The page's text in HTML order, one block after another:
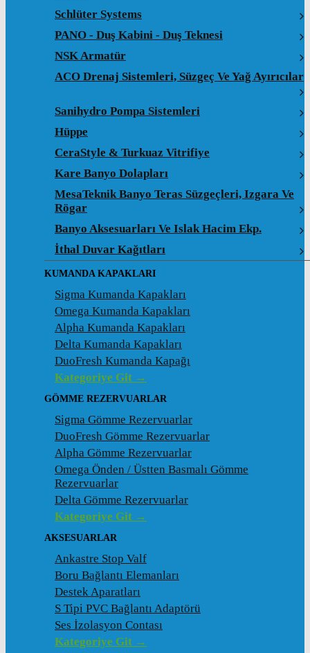
Schlüter Systems
PANO - Duş Kabini - Duş Teknesi
NSK Armatür
ACO Drenaj Sistemleri, Süzgeç Ve Yağ Ayırıcılar
Sanihydro Pompa Sistemleri
Hüppe
CeraStyle & Turkuaz Vitrifiye
Kare Banyo Dolapları
MesaTeknik Banyo Teras Süzgeçleri, Izgara Ve
Rögar
Banyo Aksesuarları Ve Islak Hacim Ekp.
İthal Duvar Kağıtları
KUMANDA KAPAKLARI
Sigma Kumanda Kapakları
Omega Kumanda Kapakları
Alpha Kumanda Kapakları
Delta Kumanda Kapakları
DuoFresh Kumanda Kapağı
Kategoriye Git →
GÖMME REZERVUARLAR
Sigma Gömme Rezervuarlar
DuoFresh Gömme Rezervuarlar
Alpha Gömme Rezervuarlar
Omega Önden / Üstten Basmalı Gömme
Rezervuarlar
Delta Gömme Rezervuarlar
Kategoriye Git →
AKSESUARLAR
Ankastre Stop Valf
Boru Bağlantı Elemanları
Destek Aparatları
S Tipi PVC Bağlantı Adaptörü
Ses İzolasyon Contası
Kategoriye Git →